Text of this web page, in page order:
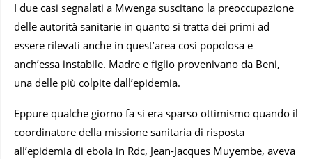
I due casi segnalati a Mwenga suscitano la preoccupazione
delle autorità sanitarie in quanto si tratta dei primi ad
essere rilevati anche in quest’area così popolosa e
anch’essa instabile. Madre e figlio provenivano da Beni,
una delle più colpite dall’epidemia.
Eppure qualche giorno fa si era sparso ottimismo quando il
coordinatore della missione sanitaria di risposta
all’epidemia di ebola in Rdc, Jean-Jacques Muyembe, aveva